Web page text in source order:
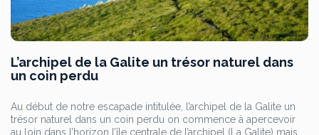
L’archipel de la Galite un trésor naturel dans
un coin perdu
Au début de notre escapade intitulée, l’archipel de la Galite un
trésor naturel dans un coin perdu on commence à apercevoir
au loin dans l’horizon l’île centrale de l’archipel (La Galite) mais